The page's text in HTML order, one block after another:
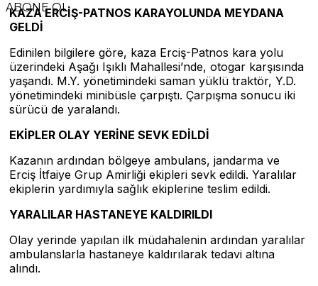
ABONE OL
KAZA ERCİŞ-PATNOS KARAYOLUNDA MEYDANA
GELDİ
Edinilen bilgilere göre, kaza Erciş-Patnos kara yolu
üzerindeki Aşağı Işıklı Mahallesi’nde, otogar karşısında
yaşandı. M.Y. yönetimindeki saman yüklü traktör, Y.D.
yönetimindeki minibüsle çarpıştı. Çarpışma sonucu iki
sürücü de yaralandı.
EKİPLER OLAY YERİNE SEVK EDİLDİ
Kazanın ardından bölgeye ambulans, jandarma ve
Erciş İtfaiye Grup Amirliği ekipleri sevk edildi. Yaralılar
ekiplerin yardımıyla sağlık ekiplerine teslim edildi.
YARALILAR HASTANEYE KALDIRILDI
Olay yerinde yapılan ilk müdahalenin ardından yaralılar
ambulanslarla hastaneye kaldırılarak tedavi altına
alındı.